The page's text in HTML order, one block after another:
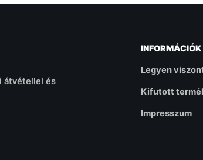
átvétellel és
INFORMÁCIÓK
Legyen
Kifutott
Impresszum